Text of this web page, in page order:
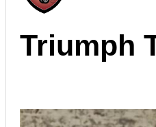
Triumph